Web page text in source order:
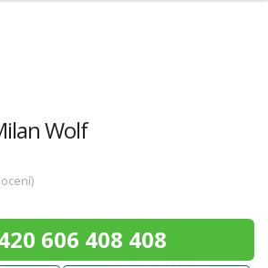
Wolf
606 408 408